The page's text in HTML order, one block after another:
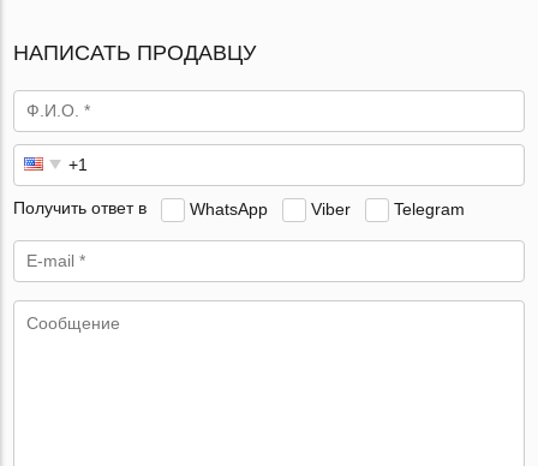
НАПИСАТЬ ПРОДАВЦУ
Получить ответ в WhatsApp Viber Telegram